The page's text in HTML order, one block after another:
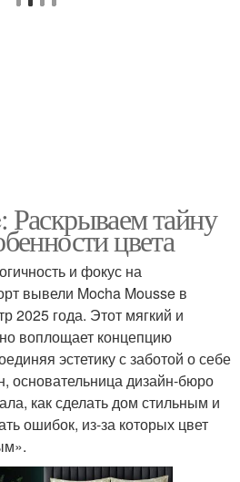
Раскрываем тайну
цвета
и фокус на
вывели Mocha Mousse в
2025 года. Этот мягкий и
воплощает концепцию
эстетику с заботой о себе
основательница дизайн-бюро
как сделать дом стильным и
ошибок, из-за которых цвет